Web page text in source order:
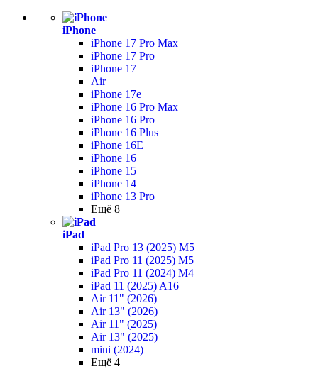
iPhone
iPhone 17 Pro Max
iPhone 17 Pro
iPhone 17
Air
iPhone 17e
iPhone 16 Pro Max
iPhone 16 Pro
iPhone 16 Plus
iPhone 16E
iPhone 16
iPhone 15
iPhone 14
iPhone 13 Pro
Ещё 8
iPad
iPad Pro 13 (2025) M5
iPad Pro 11 (2025) M5
iPad Pro 11 (2024) M4
iPad 11 (2025) A16
Air 11" (2026)
Air 13" (2026)
Air 11" (2025)
Air 13" (2025)
mini (2024)
Ещё 4